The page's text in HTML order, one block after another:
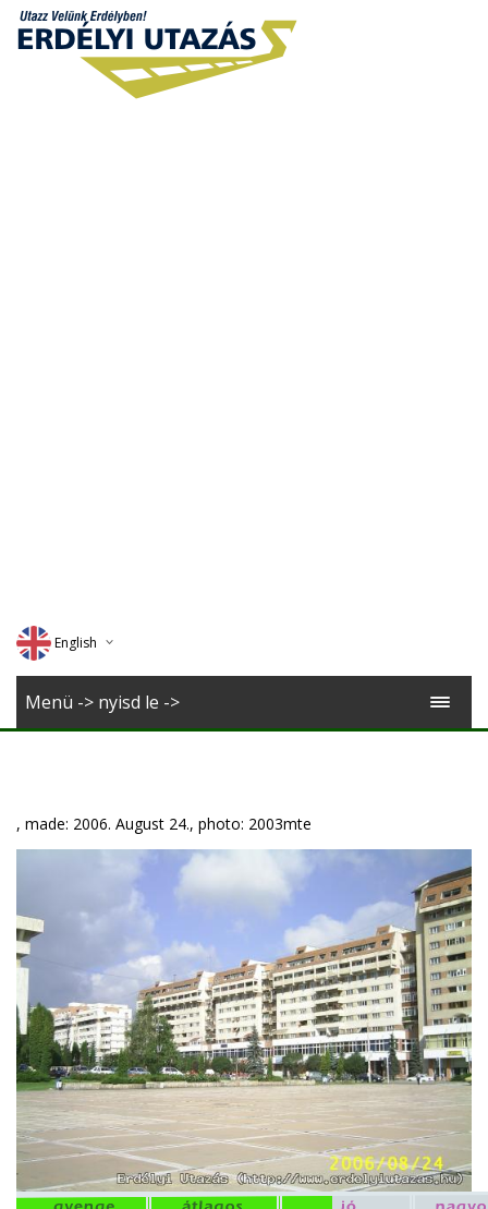
English
Deutsch
Menü -> nyisd le ->
, made: 2006. August 24., photo: 2003mte